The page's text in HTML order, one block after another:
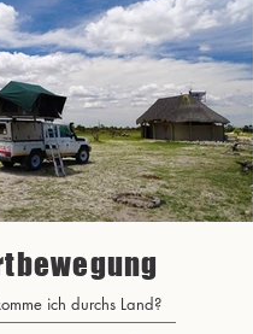
ich durchs Land?